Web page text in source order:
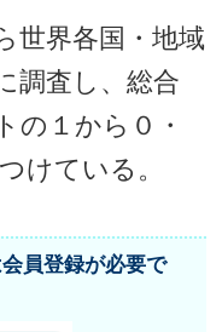
世界各国・地域
調査し、総合
の１から０・
けている。
員登録が必要で